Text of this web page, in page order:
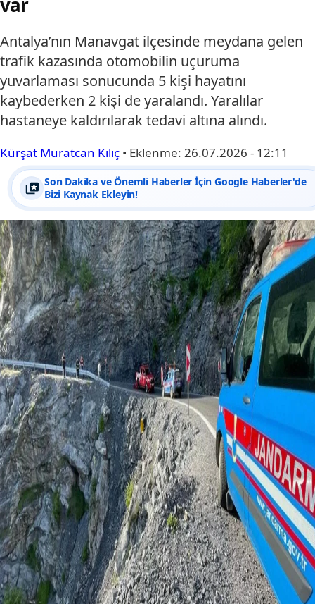
Antalya’nın Manavgat ilçesinde meydana gelen
trafik kazasında otomobilin uçuruma
yuvarlaması sonucunda 5 kişi hayatını
kaybederken 2 kişi de yaralandı. Yaralılar
hastaneye kaldırılarak tedavi altına alındı.
Kürşat Muratcan Kılıç • Eklenme: 26.07.2026 - 12:11
Son Dakika ve Önemli Haberler İçin Google Haberler'de
Bizi Kaynak Ekleyin!